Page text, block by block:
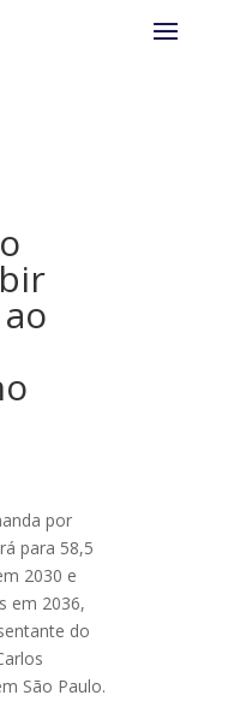
por
para 58,5
2030 e
em 2036,
do
São Paulo.